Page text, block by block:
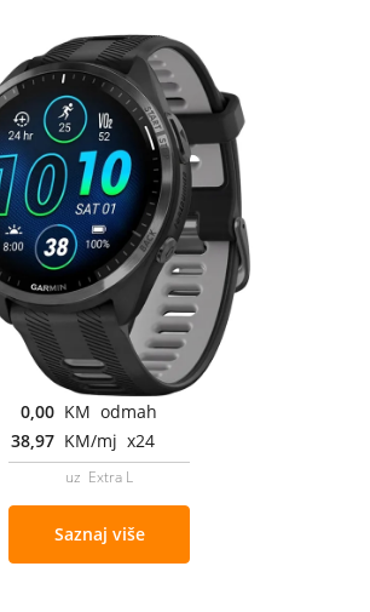
0,00 KM odmah
38,97 KM/mj x24
uz Extra L
Saznaj više